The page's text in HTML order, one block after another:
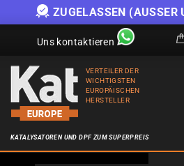
ZUGELASSEN (AUSSER
Uns kontaktieren
VERTEILER DER
WICHTIGSTEN
EUROPÄISCHEN
HERSTELLER
KATALYSATOREN UND DPF ZUM SUPERPREIS